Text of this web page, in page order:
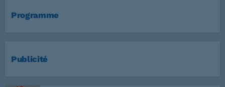
Programme
Publicité